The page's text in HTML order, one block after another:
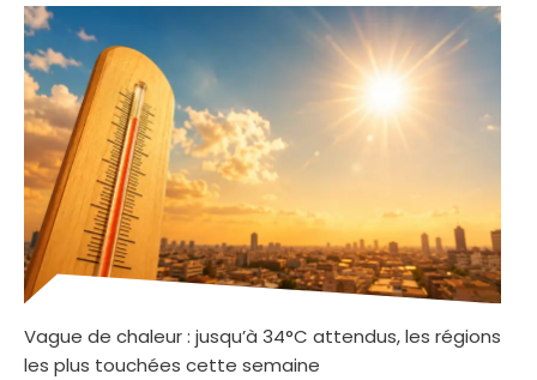
Vague de chaleur : jusqu’à 34°C attendus, les régions
les plus touchées cette semaine